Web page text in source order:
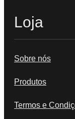
Loja
Sobre nós
Produtos
Termos e